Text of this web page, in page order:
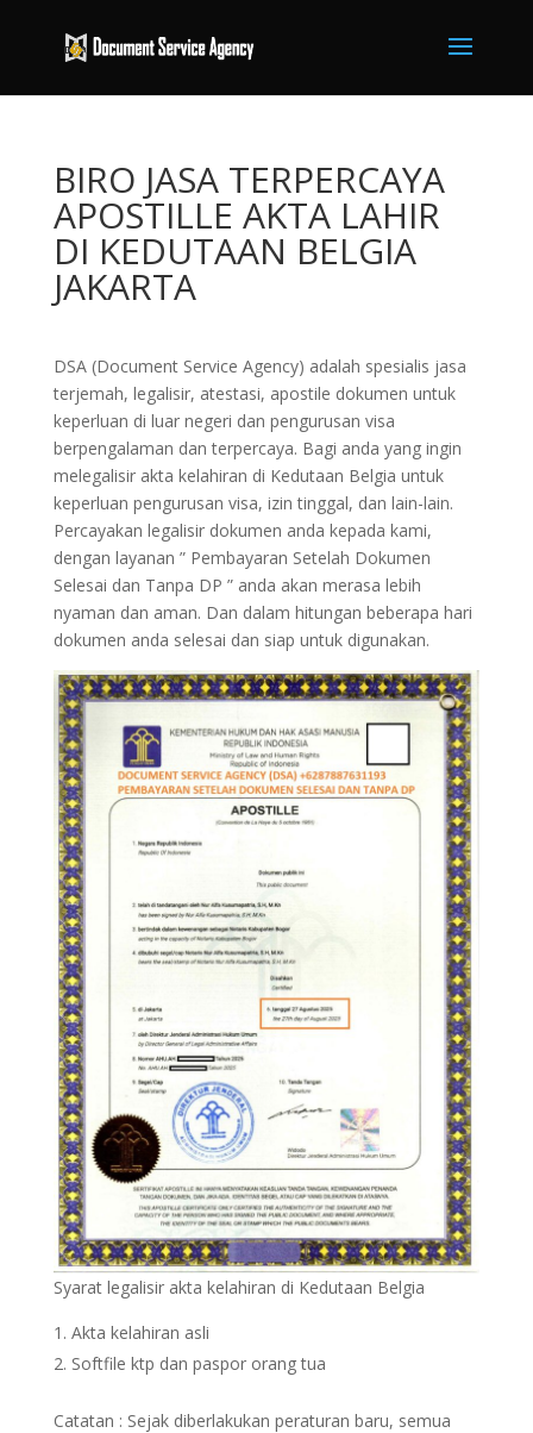
BIRO JASA TERPERCAYA
APOSTILLE AKTA LAHIR
DI KEDUTAAN BELGIA
JAKARTA
DSA (Document Service Agency) adalah spesialis jasa
terjemah, legalisir, atestasi, apostile dokumen untuk
keperluan di luar negeri dan pengurusan visa
berpengalaman dan terpercaya. Bagi anda yang ingin
melegalisir akta kelahiran di Kedutaan Belgia untuk
keperluan pengurusan visa, izin tinggal, dan lain-lain.
Percayakan legalisir dokumen anda kepada kami,
dengan layanan ” Pembayaran Setelah Dokumen
Selesai dan Tanpa DP ” anda akan merasa lebih
nyaman dan aman. Dan dalam hitungan beberapa hari
dokumen anda selesai dan siap untuk digunakan.
Syarat legalisir akta kelahiran di Kedutaan Belgia
Akta kelahiran asli
Softfile ktp dan paspor orang tua
Catatan : Sejak diberlakukan peraturan baru, semua